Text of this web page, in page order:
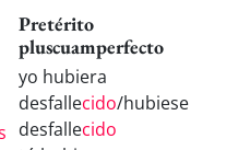
Pretérito
pluscuamperfecto
yo hubiera
desfallecido/hubiese
desfallecido